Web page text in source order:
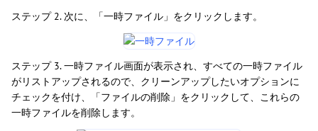
ステップ 2. 次に、「一時ファイル」をクリックします。
ステップ 3. 一時ファイル画面が表示され、すべての一時ファイル
がリストアップされるので、クリーンアップしたいオプションに
チェックを付け、「ファイルの削除」をクリックして、これらの
一時ファイルを削除します。